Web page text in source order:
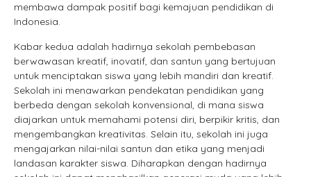
membawa dampak positif bagi kemajuan pendidikan di
Indonesia.
Kabar kedua adalah hadirnya sekolah pembebasan
berwawasan kreatif, inovatif, dan santun yang bertujuan
untuk menciptakan siswa yang lebih mandiri dan kreatif.
Sekolah ini menawarkan pendekatan pendidikan yang
berbeda dengan sekolah konvensional, di mana siswa
diajarkan untuk memahami potensi diri, berpikir kritis, dan
mengembangkan kreativitas. Selain itu, sekolah ini juga
mengajarkan nilai-nilai santun dan etika yang menjadi
landasan karakter siswa. Diharapkan dengan hadirnya